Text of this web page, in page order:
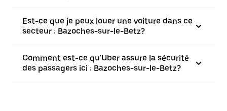
Est-ce que je peux louer une voiture dans ce
secteur : Bazoches-sur-le-Betz?
Comment est-ce qu'Uber assure la sécurité
des passagers ici : Bazoches-sur-le-Betz?